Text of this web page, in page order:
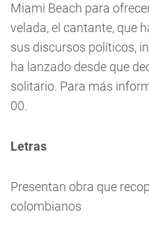
Miami Beach para
velada, el cantante, que
sus discursos políticos,
ha lanzado desde que
solitario. Para más
00.
Letras
Presentan obra que
colombianos